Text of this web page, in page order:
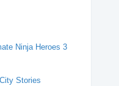
Ninja Heroes 3
Stories